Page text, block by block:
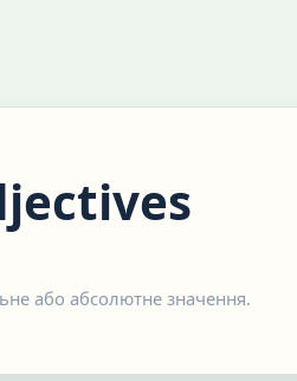
або абсолютне значення.